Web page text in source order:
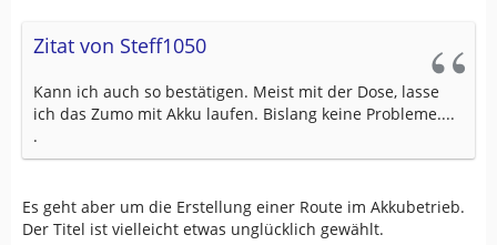
Zitat von Steff1050
Kann ich auch so bestätigen. Meist mit der Dose, lasse
ich das Zumo mit Akku laufen. Bislang keine Probleme....
.
Es geht aber um die Erstellung einer Route im Akkubetrieb.
Der Titel ist vielleicht etwas unglücklich gewählt.